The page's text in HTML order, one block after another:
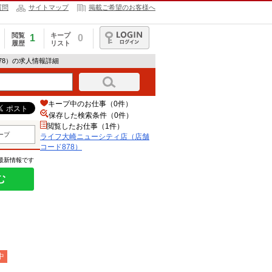
問 サイトマップ 掲載ご希望のお客様へ
閲覧
履歴
1
キープ
リスト
0
ログイン
）の求人情報詳細
プ
新情報です
キープ中のお仕事（0件）
保存した検索条件（0件）
閲覧したお仕事（1件）
ライフ大崎ニューシティ店（店舗
コード878）